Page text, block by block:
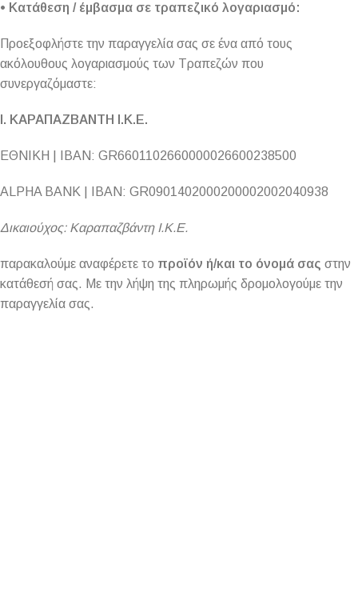
• Κατάθεση / έμβασμα σε τραπεζικό λογαριασμό:
Προεξοφλήστε την παραγγελία σας σε ένα από τους
ακόλουθους λογαριασμούς των Τραπεζών που
συνεργαζόμαστε:
Ι. ΚΑΡΑΠΑΖΒΑΝΤΗ Ι.Κ.Ε.
ΕΘΝΙΚΗ | IBAN: GR6601102660000026600238500
ALPHA BANK | IBAN: GR0901402000200002002040938
Δικαιούχος: Καραπαζβάντη Ι.Κ.Ε.
παρακαλούμε αναφέρετε το προϊόν ή/και το όνομά σας στην
κατάθεσή σας. Με την λήψη της πληρωμής δρομολογούμε την
παραγγελία σας.